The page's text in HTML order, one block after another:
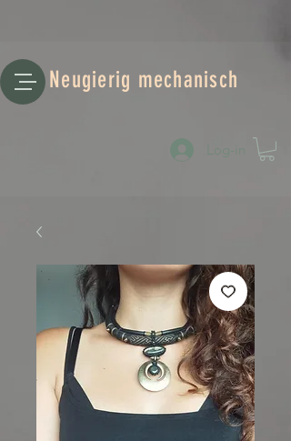
Neugierig mechanisch
Log-in